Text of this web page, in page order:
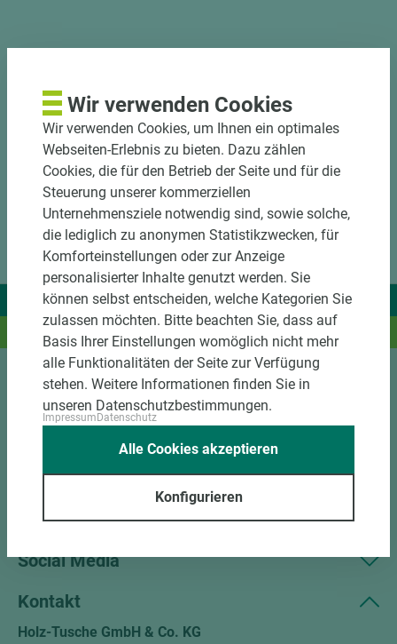
Wir liefern Ideen.
Und das passende Holz dazu.
Sortiment
Kundenservice
Unternehmen
Mitgliedschaften
Social Media
Kontakt
Holz-Tusche GmbH & Co. KG
Wir verwenden Cookies
Wir verwenden Cookies, um Ihnen ein optimales
Webseiten-Erlebnis zu bieten. Dazu zählen
Cookies, die für den Betrieb der Seite und für die
Steuerung unserer kommerziellen
Unternehmensziele notwendig sind, sowie solche,
die lediglich zu anonymen Statistikzwecken, für
Komforteinstellungen oder zur Anzeige
personalisierter Inhalte genutzt werden. Sie
können selbst entscheiden, welche Kategorien Sie
zulassen möchten. Bitte beachten Sie, dass auf
Basis Ihrer Einstellungen womöglich nicht mehr
alle Funktionalitäten der Seite zur Verfügung
stehen. Weitere Informationen finden Sie in
unseren Datenschutzbestimmungen.
ImpressumDatenschutz
Konfigurieren
Alle Cookies akzeptieren